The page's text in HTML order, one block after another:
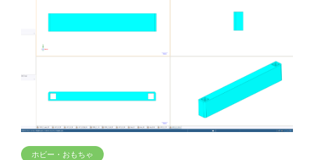
ホビー・おもちゃ